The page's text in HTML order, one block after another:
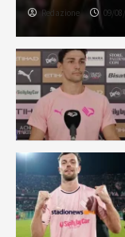
Redazione 09/